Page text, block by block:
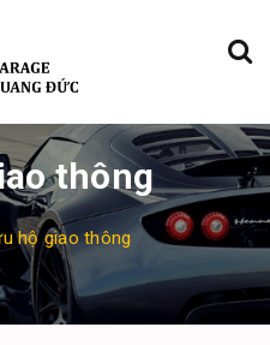
thông
hộ giao thông